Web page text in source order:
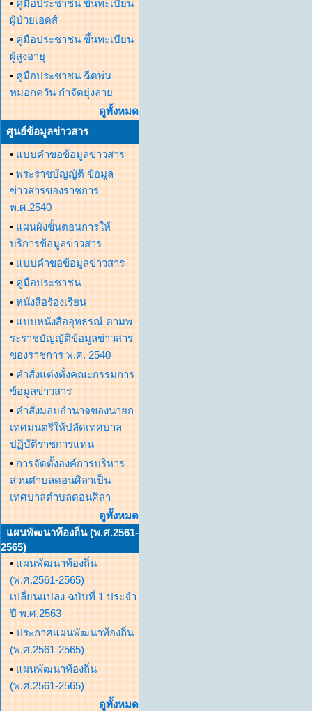
• คู่มือประชาชน ขึ้นทะเบียน
ผู้ป่วยเอดส์
• คู่มือประชาชน ขึ้นทะเบียน
ผู้สูงอายุ
• คู่มือประชาชน ฉีดพ่น
หมอกควัน กำจัดยุ่งลาย
ดูทั้งหมด
ศูนย์ข้อมูลข่าวสาร
• แบบคำขอข้อมูลข่าวสาร
• พระราชบัญญัติ ข้อมูล
ข่าวสารของราชการ
พ.ศ.2540
• แผนผังขั้นตอนการให้
บริการข้อมูลข่าวสาร
• แบบคำขอข้อมูลข่าวสาร
• คู่มือประชาชน
• หนังสือร้องเรียน
• แบบหนังสืออุทธรณ์ ตามพ
ระราชบัญญัติข้อมูลข่าวสาร
ของราชการ พ.ศ. 2540
• คำสั่งแต่งตั้งคณะกรรมการ
ข้อมูลข่าวสาร
• คำสั่งมอบอำนาจของนายก
เทศมนตรีให้ปลัดเทศบาล
ปฏิบัติราชการแทน
• การจัดตั้งองค์การบริหาร
ส่วนตำบลดอนศิลาเป็น
เทศบาลตำบลดอนศิลา
ดูทั้งหมด
แผนพัฒนาท้องถิ่น (พ.ศ.2561-
2565)
• แผนพัฒนาท้องถิ่น
(พ.ศ.2561-2565)
เปลี่ยนแปลง ฉบับที่ 1 ประจำ
ปี พ.ศ.2563
• ประกาศแผนพัฒนาท้องถิ่น
(พ.ศ.2561-2565)
• แผนพัฒนาท้องถิ่น
(พ.ศ.2561-2565)
ดูทั้งหมด